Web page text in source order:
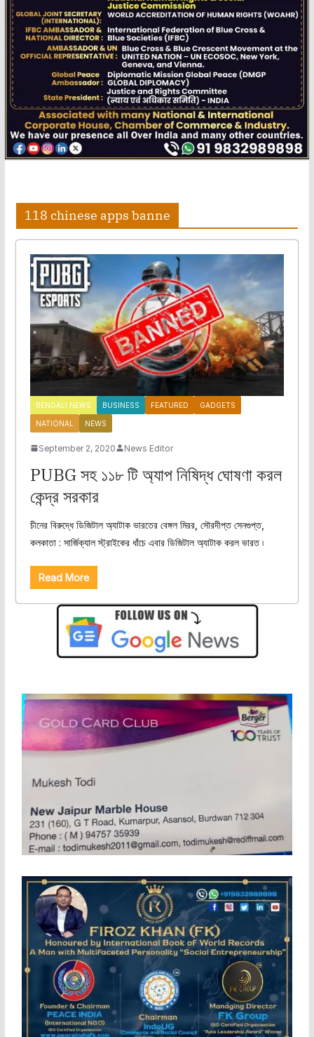
118 chinese apps banne
BENGALI NEWS BUSINESS FEATURED GADGETS
NATIONAL NEWS
September 2, 2020 News Editor
PUBG সহ ১১৮ টি অ্যাপ নিষিদ্ধ ঘোষণা করল
কেন্দ্র সরকার
চীনের বিরুদ্ধে ডিজিটাল অ্যাটাক ভারতের বেঙ্গল মিরর, সৌরদীপ্ত সেনগুপ্ত,
কলকাতা : সার্জিক্যাল স্ট্রাইকের ধাঁচে এবার ডিজিটাল অ্যাটাক করল ভারত ৷
Read More